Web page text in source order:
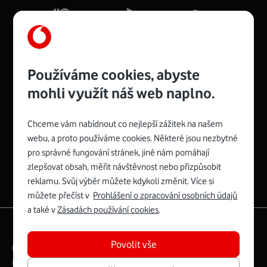
Více o COMPAL CH7465VF
Zyxel VMG8623-T50B:
Rozměry modemu jsou 16 x 22 x 7,5 cm (včetně stojánku)
a nabízí 4 gigabitové LAN porty a bezdrátové připojení Wi-
Fi ve verzích 802.11 b/g/n/ac pro frekvenci 2,4 GHz a
Mb/s.
Více o Zyxel VMG8623-T50B
Spojte se s Vodafonem
Právní­ podmí­nky
Ochrana soukromí­
Digitální odpovědnost
Používáme cookies, abyste
mohli využít náš web naplno.
Chceme vám nabídnout co nejlepší zážitek na našem
webu, a proto používáme cookies. Některé jsou nezbytné
pro správné fungování stránek, jiné nám pomáhají
zlepšovat obsah, měřit návštěvnost nebo přizpůsobit
reklamu. Svůj výběr můžete kdykoli změnit. Více si
můžete přečíst v Prohlášení o zpracování osobních údajů
a také vZásadách používání cookies.
Povolit vše